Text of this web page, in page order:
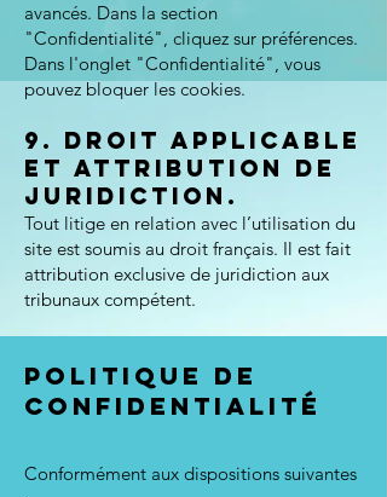
avancés. Dans la section
"Confidentialité", cliquez sur préférences.
Dans l'onglet "Confidentialité", vous
pouvez bloquer les cookies.
9. Droit applicable
et attribution de
juridiction.
Tout litige en relation avec l’utilisation du
site est soumis au droit français. Il est fait
attribution exclusive de juridiction aux
tribunaux compétent.
POLITIQUE DE
CONFIDENtialITé
Conformément aux dispositions suivantes